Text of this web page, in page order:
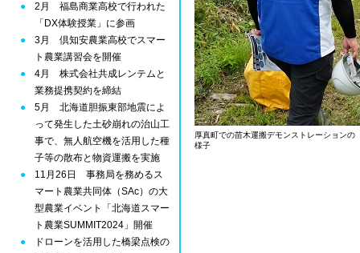
厚真町での苗木運搬デモンストレーションの
様子
2月 福島商業高校で行われた
「DX体験授業」に参画
3月 倶知安農業高校でスマー
ト農業講習会を開催
4月 株式会社共成レンテムと
業務提携契約を締結
5月 北海道胆振東部地震によ
って発生した土砂崩れの治山工
事で、無人航空機を活用した種
子等の散布と物資運搬を実施
11月26日 事務局を務めるス
マート農業共同体（SAc）の大
型農業イベント「北海道スマー
ト農業SUMMIT2024」開催
ドローンを活用した橋梁点検の